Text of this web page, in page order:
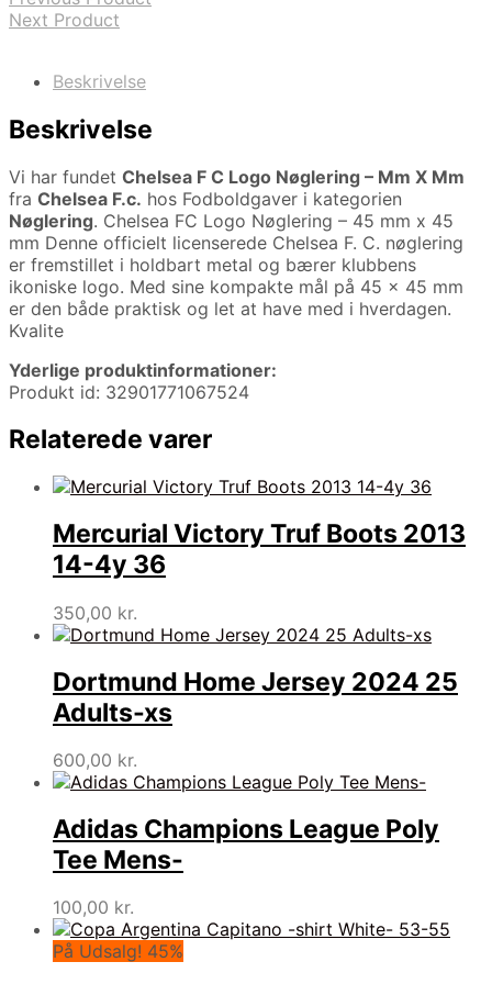
Next Product
Beskrivelse
Beskrivelse
Vi har fundet Chelsea F C Logo Nøglering – Mm X Mm
fra Chelsea F.c. hos Fodboldgaver i kategorien
Nøglering. Chelsea FC Logo Nøglering – 45 mm x 45
mm Denne officielt licenserede Chelsea F. C. nøglering
er fremstillet i holdbart metal og bærer klubbens
ikoniske logo. Med sine kompakte mål på 45 x 45 mm
er den både praktisk og let at have med i hverdagen.
Kvalite
Yderlige produktinformationer:
Produkt id: 32901771067524
Relaterede varer
Mercurial Victory Truf Boots 2013
14-4y 36
350,00 kr.
Dortmund Home Jersey 2024 25
Adults-xs
600,00 kr.
Adidas Champions League Poly
Tee Mens-
100,00 kr.
På Udsalg! 45%